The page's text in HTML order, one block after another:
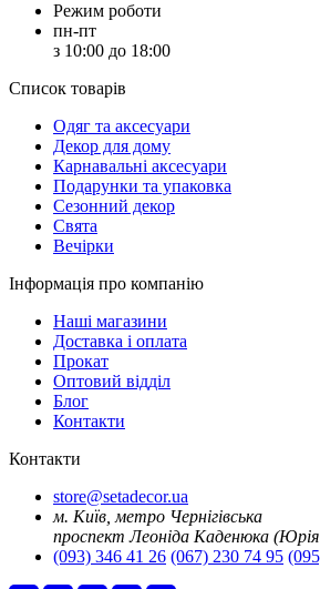
Режим роботи
пн-пт
з 10:00 до 18:00
Список товарів
Oдяг та аксесуари
Декор для дому
Карнавальні аксесуари
Подарунки та упаковка
Сезонний декор
Свята
Вечірки
Інформація про компанію
Наші магазини
Доставка і оплата
Прокат
Оптовий відділ
Блог
Контакти
Контакти
store@setadecor.ua
м. Київ, метро Чернігівська
проспект Леоніда Каденюка (Юрія
(093) 346 41 26 (067) 230 74 95